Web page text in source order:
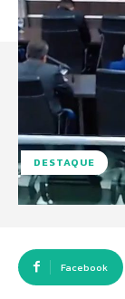
DESTAQUE
Facebook